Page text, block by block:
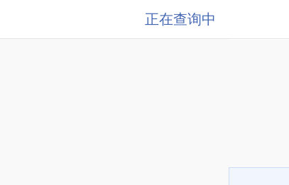
正在查询中